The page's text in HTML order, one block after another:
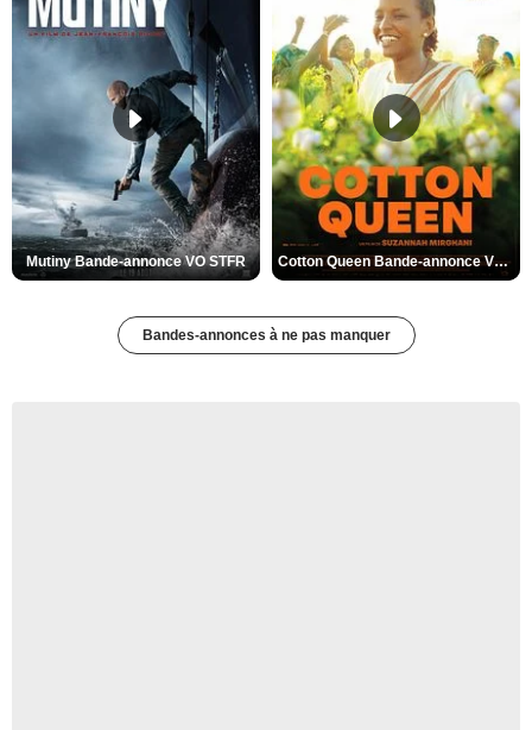
Mutiny Bande-annonce VO STFR Cotton Queen Bande-annonce VO STFR
Bandes-annonces à ne pas manquer